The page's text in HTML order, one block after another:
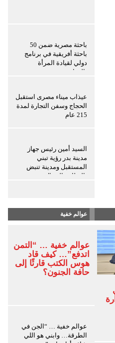
باحثة مصرية ضمن 50
باحثة أفريقية في برنامج
دولي لقيادة المرأة
بالزراعة
عيذاب ميناء مصرى استقبل
الحجاج وسفن التجارة لمدة
215 عام
السيد أمين رئيس جهاز
مدينة بدر رؤية تبني
المستقبل ومدينة تنبض
بالنظام والجمال
عوالم خفية
عوالم خفية … “التمن
اتدفع”… كيف قاد
هوس الكتب قارئًا إلى
حافة الجنون؟
عوالم خفية … “الجن في
الطرقة… وابني هو اللي